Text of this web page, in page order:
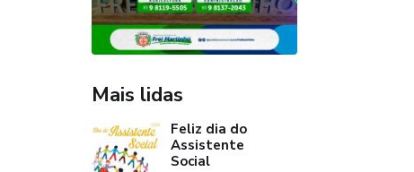
Mais lidas
Feliz dia do
Assistente
Social